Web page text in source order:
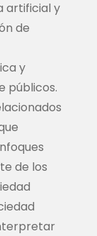
artificial y
de
y
públicos.
de los